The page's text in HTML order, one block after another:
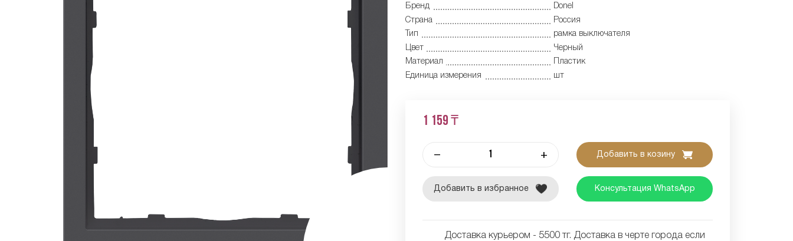
Бренд
Donel
Страна
Россия
Тип
рамка выключателя
Цвет
Черный
Материал
Пластик
Единица измерения
шт
1 159 ₸
– + Добавить в козину
Добавить в избранное Консультация WhatsApp
Доставка курьером - 5500 тг. Доставка в черте города если